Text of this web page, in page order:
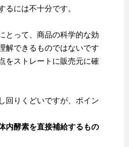
るには不十分です。
とって、商品の科学的な効
解できるものではないです
をストレートに販売元に確
回りくどいですが、ポイン
内酵素を直接補給するもの